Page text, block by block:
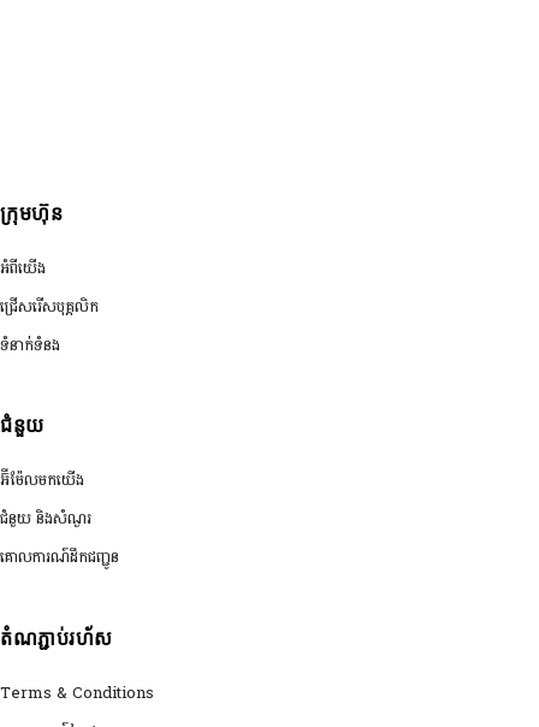
ក្រុមហ៊ុន
អំពីយើង
ជ្រើសរើសបុគ្គលិក
ទំនាក់ទំនង
ជំនួយ
អ៊ីម៉ែលមកយើង
ជំនួយ និងសំណួរ
គោលការណ៍ដឹកជញ្ជូន
តំណភ្ជាប់រហ័ស
Terms & Conditions